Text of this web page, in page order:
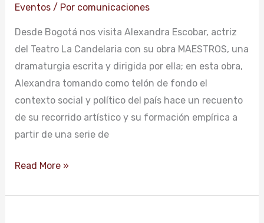
Eventos/ Por comunicaciones
Desde Bogotá nos visita Alexandra Escobar, actriz
del Teatro La Candelaria con su obra MAESTROS, una
dramaturgia escrita y dirigida por ella; en esta obra,
Alexandra tomando como telón de fondo el
contexto social y político del país hace un recuento
de su recorrido artístico y su formación empírica a
partir de una serie de
CANDELARIA
Read More »